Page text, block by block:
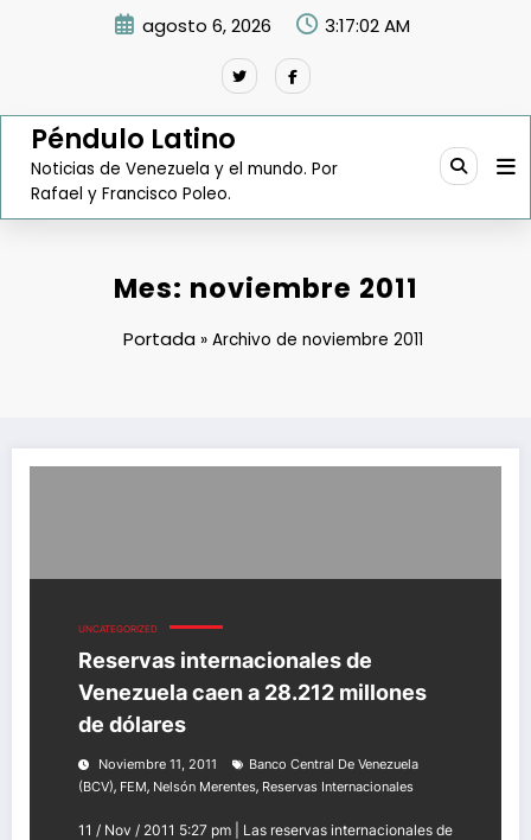
agosto 6, 2026 3:17:03 AM
Péndulo Latino
Noticias de Venezuela y el mundo. Por
Rafael y Francisco Poleo.
Mes: noviembre 2011
Portada »Archivo de noviembre 2011
UNCATEGORIZED
Reservas internacionales de
Venezuela caen a 28.212 millones
de dólares
Noviembre 11, 2011
Banco Central De Venezuela
(BCV), FEM, Nelsón Merentes, Reservas Internacionales
11 / Nov / 2011 5:27 pm | Las reservas internacionales de